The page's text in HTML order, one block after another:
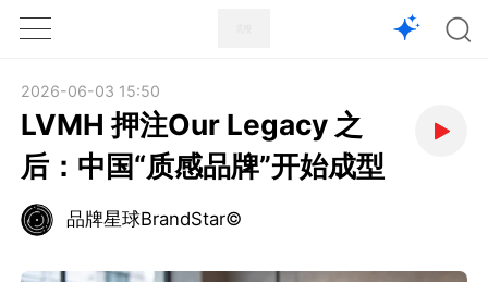
1X
2026-06-03 15:50
LVMH 押注Our Legacy 之
后：中国“质感品牌”开始成型
品牌星球BrandStar©